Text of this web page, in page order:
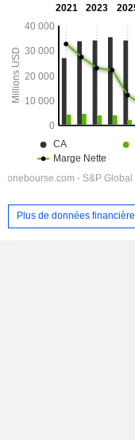
Plus de données